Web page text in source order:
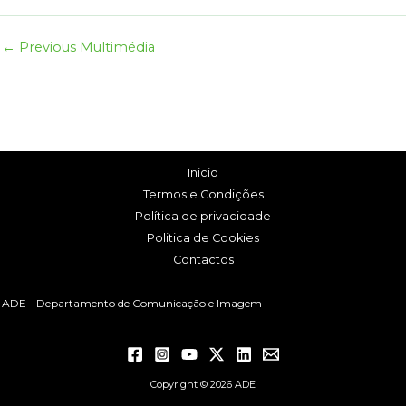
← Previous Multimédia
Inicio
Termos e Condições
Política de privacidade
Politica de Cookies
Contactos
ADE - Departamento de Comunicação e Imagem
Copyright © 2026 ADE